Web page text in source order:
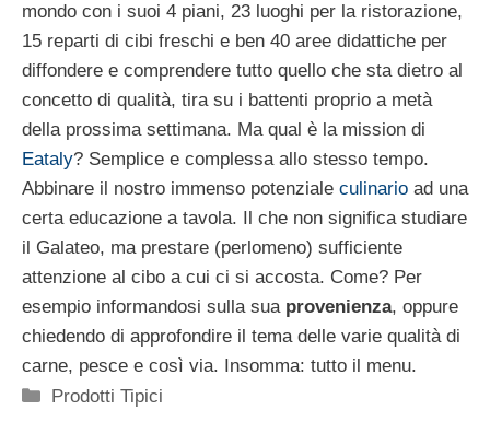
mondo con i suoi 4 piani, 23 luoghi per la ristorazione,
15 reparti di cibi freschi e ben 40 aree didattiche per
diffondere e comprendere tutto quello che sta dietro al
concetto di qualità, tira su i battenti proprio a metà
della prossima settimana. Ma qual è la mission di
Eataly? Semplice e complessa allo stesso tempo.
Abbinare il nostro immenso potenziale culinario ad una
certa educazione a tavola. Il che non significa studiare
il Galateo, ma prestare (perlomeno) sufficiente
attenzione al cibo a cui ci si accosta. Come? Per
esempio informandosi sulla sua provenienza, oppure
chiedendo di approfondire il tema delle varie qualità di
carne, pesce e così via. Insomma: tutto il menu.
Categorie
Prodotti Tipici